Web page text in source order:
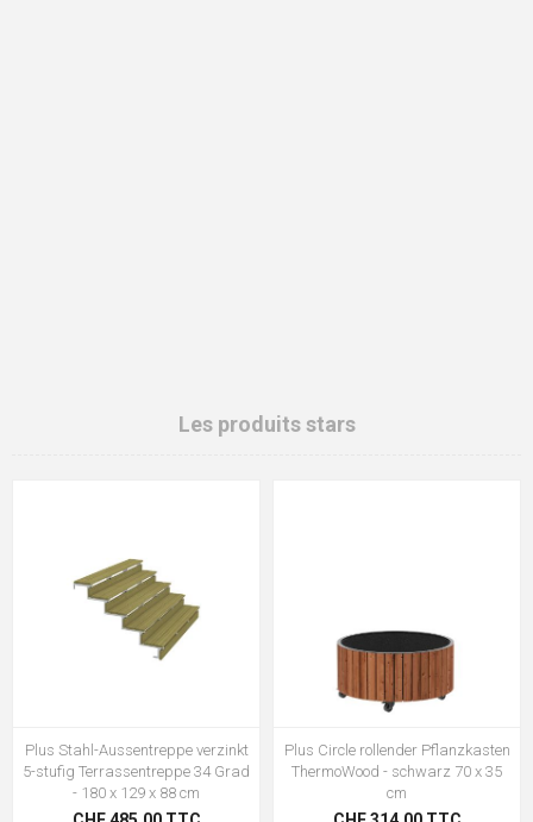
Les produits stars
Plus Stahl-Aussentreppe verzinkt
5-stufig Terrassentreppe 34 Grad
- 180 x 129 x 88 cm
Plus Circle rollender Pflanzkasten
ThermoWood - schwarz 70 x 35
cm